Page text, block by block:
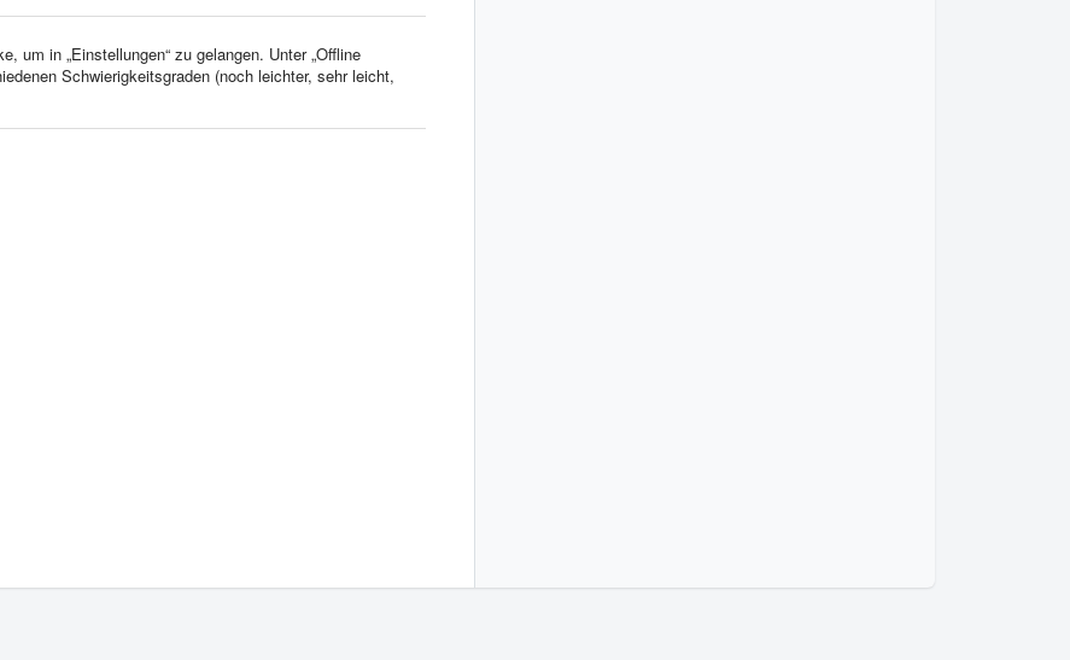
um in „Einstellungen“ zu gelangen. Unter „Offline
Schwierigkeitsgraden (noch leichter, sehr leicht,